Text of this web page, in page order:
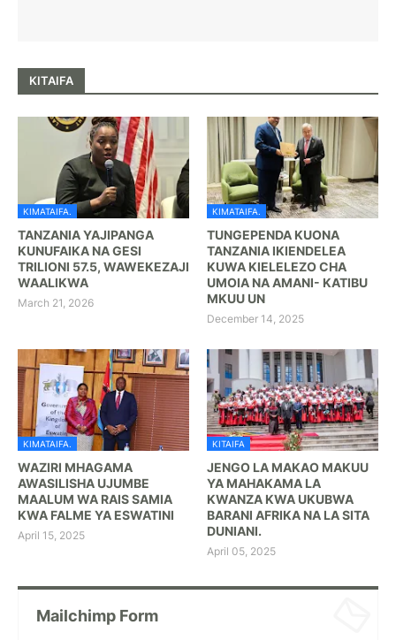
KITAIFA
KIMATAIFA.
TANZANIA YAJIPANGA
KUNUFAIKA NA GESI
TRILIONI 57.5, WAWEKEZAJI
WAALIKWA
March 21, 2026
KIMATAIFA.
TUNGEPENDA KUONA
TANZANIA IKIENDELEA
KUWA KIELELEZO CHA
UMOIA NA AMANI- KATIBU
MKUU UN
December 14, 2025
KIMATAIFA.
WAZIRI MHAGAMA
AWASILISHA UJUMBE
MAALUM WA RAIS SAMIA
KWA FALME YA ESWATINI
April 15, 2025
KITAIFA
JENGO LA MAKAO MAKUU
YA MAHAKAMA LA
KWANZA KWA UKUBWA
BARANI AFRIKA NA LA SITA
DUNIANI.
April 05, 2025
Mailchimp Form